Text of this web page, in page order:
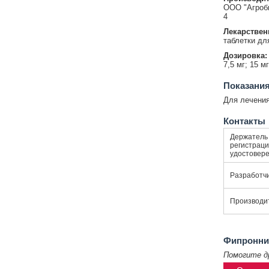
ООО
4
таблетки
Дозировка:
7,5 мг; 15
Для
Контакты
Держатель
Помогите